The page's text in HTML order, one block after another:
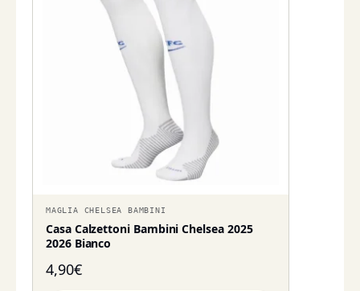
MAGLIA CHELSEA BAMBINI
Casa Calzettoni Bambini Chelsea 2025
2026 Bianco
4,90€